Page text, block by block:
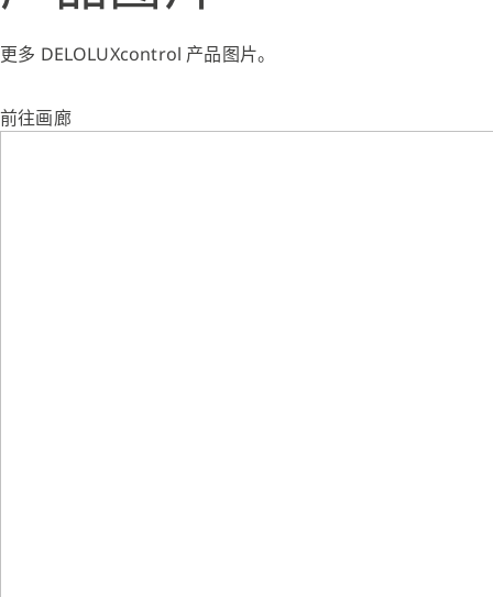
更多 DELOLUXcontrol 产品图片。
前往画廊